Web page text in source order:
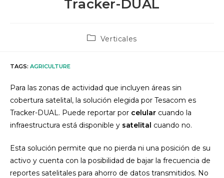
Tracker-DUAL
PostVerticales
TAGS: AGRICULTURE
Para las zonas de actividad que incluyen áreas sin
cobertura satelital, la solución elegida por Tesacom es
Tracker-DUAL. Puede reportar por celular cuando la
infraestructura está disponible y satelital cuando no.
Esta solución permite que no pierda ni una posición de su
activo y cuenta con la posibilidad de bajar la frecuencia de
reportes satelitales para ahorro de datos transmitidos. No